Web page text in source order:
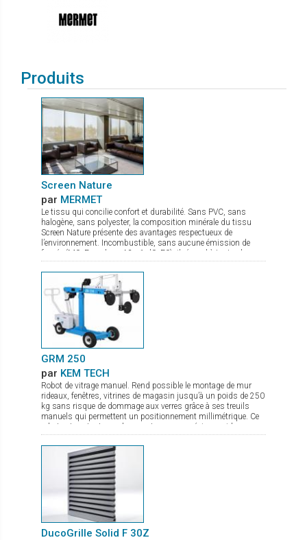
Produits
Screen Nature
par MERMET
Le tissu qui concilie confort et durabilité. Sans PVC, sans
halogène, sans polyester, la composition minérale du tissu
Screen Nature présente des avantages respectueux de
l’environnement. Incombustible, sans aucune émission de
fumée (M0, Euroclass A2-s1-d0, F0), il répond à toutes les
exigences tant en termes de sécurité que de santé. Ce tissu à
l’excellente transparence possède de nombreux atouts : bonne
maîtrise de l’éblouissement confort thermique optimal stabilité
dimensionnelle, durabilité et résistance mécanique qui lui
confèrent une planéité parfaite même en grande dimension. Ce
tissu élégant et très fin, idéal pour des stores s'insérant dans
des espaces de faible encombrement, est disponible en 7
coloris et 2 largeurs de 180 et 240 cm
GRM 250
par KEM TECH
Robot de vitrage manuel. Rend possible le montage de mur
rideaux, fenêtres, vitrines de magasin jusqu’à un poids de 250
kg sans risque de dommage aux verres grâce à ses treuils
manuels qui permettent un positionnement millimétrique. Ce
robot est surtout pour les monteurs une précieuse aide
puisque la pose des lourds vitrages se fait pratiquement sans
effort physique. Pour l’entreprise c’est de plus une importante
diminution du coût du montage puisque 1 monteur suffit pour
la pose de vitrage jusqu’à 250 kg environ. Il se transporte
aisément dans tout véhicule entièrement assemblé ou
partiellement démonté. C’est de plus un appareil de levage idéal
pour une utilisation en atelier, pour la pose de verre sur une
table de travail. De par sa construction le transport de verre
latéral est aussi possible. Il est pourvu de 3 ventouses de
sécurité à pompe (levage unitaire 140 kg). Pourvu d’un crochet
DucoGrille Solid F 30Z